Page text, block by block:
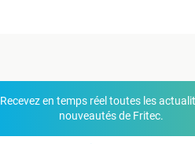
Recevez en temps réel toutes les
nouveautés de Fritec.